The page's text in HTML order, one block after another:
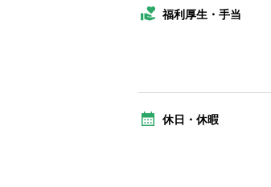
福利厚生・手当
休日・休暇